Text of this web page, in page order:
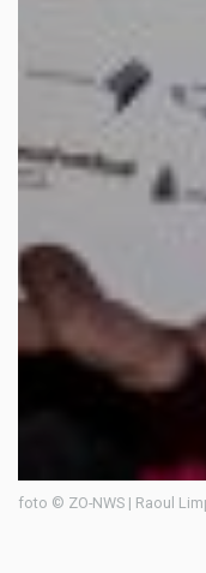
foto © ZO-NWS | Raoul